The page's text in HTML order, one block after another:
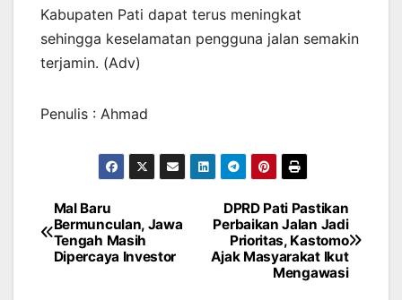
Kabupaten Pati dapat terus meningkat
sehingga keselamatan pengguna jalan semakin
terjamin. (Adv)
Penulis : Ahmad
Navigasi
pos
DPRD Pati Pastikan
Perbaikan Jalan Jadi
Prioritas, Kastomo
Ajak Masyarakat Ikut
Mengawasi
Mal Baru
Bermunculan, Jawa
Tengah Masih
Dipercaya Investor